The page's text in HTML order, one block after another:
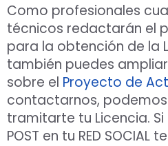
Como profesionales
técnicos redactarán el
para la obtención de la
también puedes
sobre el Proyecto de
contactarnos,
tramitarte tu Licencia.
POST en tu RED